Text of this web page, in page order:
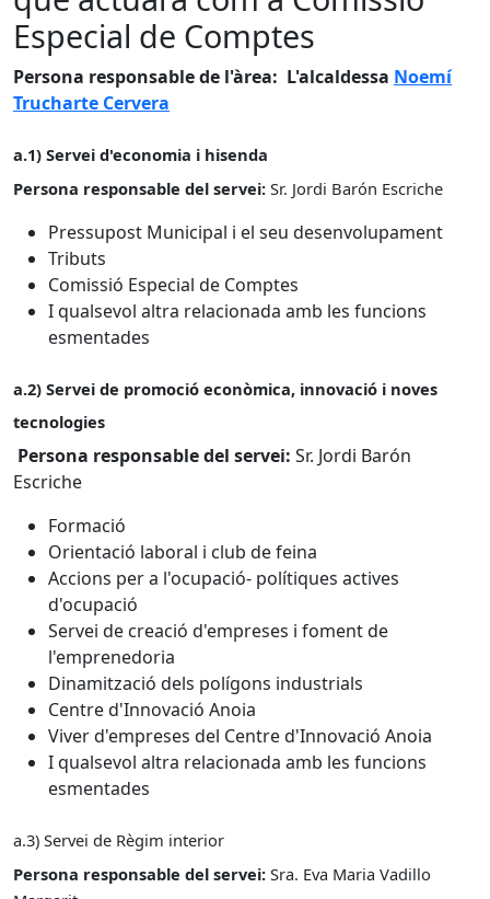
Especial de Comptes
Persona responsable de l'àrea: L'alcaldessa Noemí
Trucharte Cervera
a.1) Servei d'economia i hisenda
Persona responsable del servei: Sr. Jordi Barón Escriche
Pressupost Municipal i el seu desenvolupament
Tributs
Comissió Especial de Comptes
I qualsevol altra relacionada amb les funcions
esmentades
a.2) Servei de promoció econòmica, innovació i noves
tecnologies
Persona responsable del servei: Sr. Jordi Barón
Escriche
Formació
Orientació laboral i club de feina
Accions per a l'ocupació- polítiques actives
d'ocupació
Servei de creació d'empreses i foment de
l'emprenedoria
Dinamització dels polígons industrials
Centre d'Innovació Anoia
Viver d'empreses del Centre d'Innovació Anoia
I qualsevol altra relacionada amb les funcions
esmentades
a.3) Servei de Règim interior
Persona responsable del servei: Sra. Eva Maria Vadillo